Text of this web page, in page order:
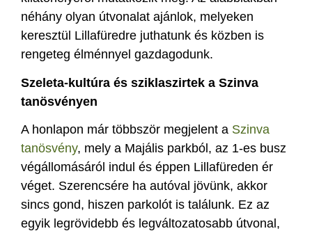
néhány olyan útvonalat ajánlok, melyeken
keresztül Lillafüredre juthatunk és közben is
rengeteg élménnyel gazdagodunk.
Szeleta-kultúra és sziklaszirtek a Szinva
tanösvényen
A honlapon már többször megjelent a Szinva
tanösvény, mely a Majális parkból, az 1-es busz
végállomásáról indul és éppen Lillafüreden ér
véget. Szerencsére ha autóval jövünk, akkor
sincs gond, hiszen parkolót is találunk. Ez az
egyik legrövidebb és legváltozatosabb útvonal,